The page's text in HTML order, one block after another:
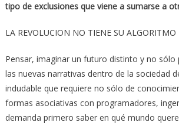
tipo de exclusiones que viene a sumarse a
LA REVOLUCION NO TIENE SU ALGORITMO
Pensar, imaginar un futuro distinto y no sólo
las nuevas narrativas dentro de la sociedad
indudable que requiere no sólo de
formas asociativas con programadores,
demanda primero saber en qué mundo